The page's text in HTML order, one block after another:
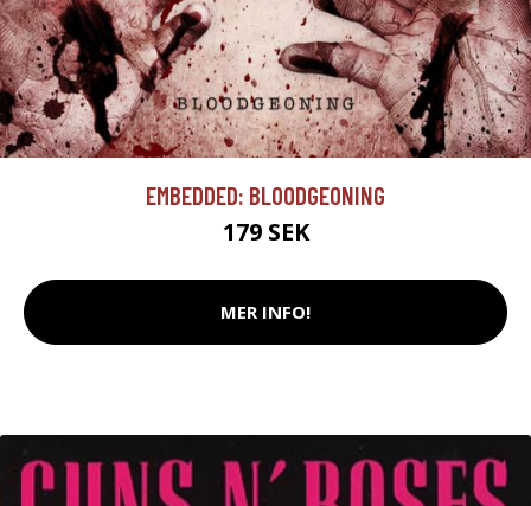
EMBEDDED: BLOODGEONING
179 SEK
MER INFO!